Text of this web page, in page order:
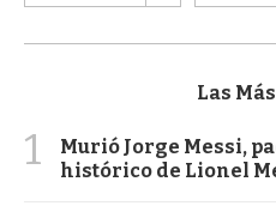
Las
1
Murió Jorge Messi,
histórico de Lionel